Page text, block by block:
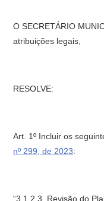
O SECRETÁRIO
atribuições legais,
RESOLVE:
Art. 1º Incluir os
nº 299, de 2023:
“3.1.2.3. Revisão do